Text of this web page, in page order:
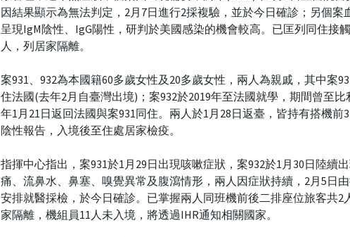
因結果顯示為無法判定，2月7日進行2採複驗，並於今日確診；另個案
呈現IgM陰性、IgG陽性，研判於美國感染的機會較高。已匡列同住接
人，列居家隔離。
案931、932為本國籍60多歲女性及20多歲女性，兩人為親戚，其中案
住法國(去年2月自臺灣出境)；案932於2019年至法國就學，期間曾至比
年1月21日返回法國與案931同住。兩人於1月28日返臺，皆持有搭機前
陰性報告，入境後至住處居家檢疫。
指揮中心指出，案931於1月29日出現咳嗽症狀，案932於1月30日陸續
痛、流鼻水、鼻塞、嗅覺異常及腹瀉情形，兩人因症狀持續，2月5日
安排就醫採檢，於今日確診。已掌握兩人同班機前後二排座位旅客共2
家隔離，機組員11人未入境，將透過IHR通知相關國家。